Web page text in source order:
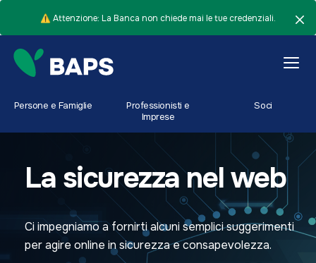
⚠️ Attenzione: La Banca non chiede mai le tue credenziali.
Persone e Famiglie
Professionisti e
Imprese
Soci
La sicurezza nel web
Ci impegniamo a fornirti alcuni semplici suggerimenti
per agire online in sicurezza e consapevolezza.